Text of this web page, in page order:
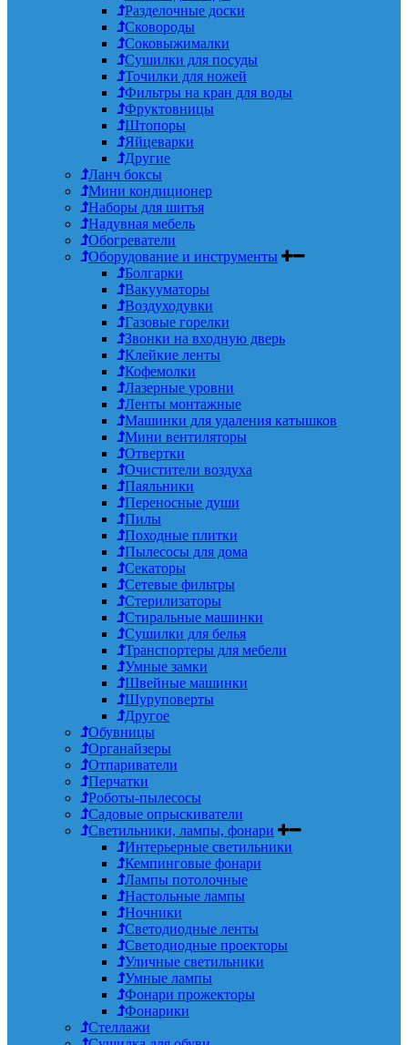
Разделочные доски
Сковороды
Соковыжималки
Сушилки для посуды
Точилки для ножей
Фильтры на кран для воды
Фруктовницы
Штопоры
Яйцеварки
Другие
Ланч боксы
Мини кондиционер
Наборы для шитья
Надувная мебель
Обогреватели
Оборудование и инструменты
Болгарки
Вакууматоры
Воздуходувки
Газовые горелки
Звонки на входную дверь
Клейкие ленты
Кофемолки
Лазерные уровни
Ленты монтажные
Машинки для удаления катышков
Мини вентиляторы
Отвертки
Очистители воздуха
Паяльники
Переносные души
Пилы
Походные плитки
Пылесосы для дома
Секаторы
Сетевые фильтры
Стерилизаторы
Стиральные машинки
Сушилки для белья
Транспортеры для мебели
Умные замки
Швейные машинки
Шуруповерты
Другое
Обувницы
Органайзеры
Отпариватели
Перчатки
Роботы-пылесосы
Садовые опрыскиватели
Светильники, лампы, фонари
Интерьерные светильники
Кемпинговые фонари
Лампы потолочные
Настольные лампы
Ночники
Светодиодные ленты
Светодиодные проекторы
Уличные светильники
Умные лампы
Фонари прожекторы
Фонарики
Стеллажи